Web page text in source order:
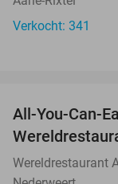
Verkocht: 341
All-You-Can-
Wereldrestaurant